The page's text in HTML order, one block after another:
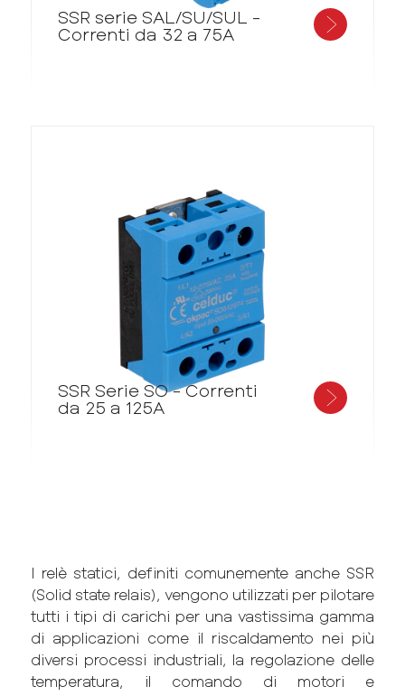
I relè statici, definiti comunemente anche SSR
(Solid state relais), vengono utilizzati per pilotare
tutti i tipi di carichi per una vastissima gamma
di applicazioni come il riscaldamento nei più
diversi processi industriali, la regolazione delle
temperatura, il comando di motori e
SSR serie SAL/SU/SUL -
Correnti da 32 a 75A
SSR Serie SO - Correnti
da 25 a 125A